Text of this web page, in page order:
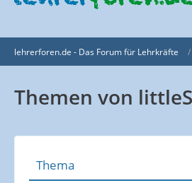
lehrerforen.de - Das Forum für Lehrkräfte
Themen von
Thema